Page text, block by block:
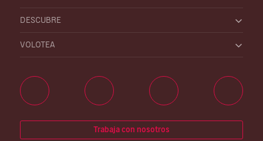
DESCUBRE
VOLOTEA
Trabaja con nosotros